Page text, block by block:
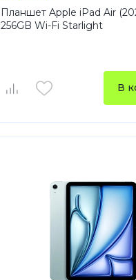
Планшет Apple iPad Air
256GB Wi-Fi Starlight
В